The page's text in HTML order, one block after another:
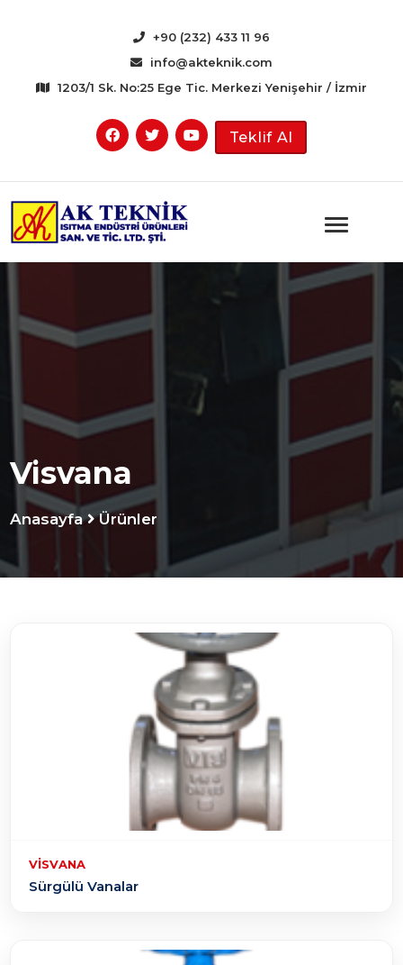
+90 (232) 433 11 96
info@akteknik.com
1203/1 Sk. No:25 Ege Tic. Merkezi Yenişehir / İzmir
Teklif Al
Visvana
Anasayfa Ürünler
VISVANA
Sürgülü Vanalar